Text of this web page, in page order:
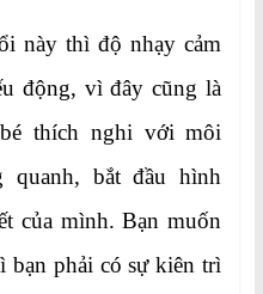
này thì độ nhạy cảm
động, vì đây cũng là
thích nghi với môi
quanh, bắt đầu hình
của mình. Bạn muốn
bạn phải có sự kiên trì